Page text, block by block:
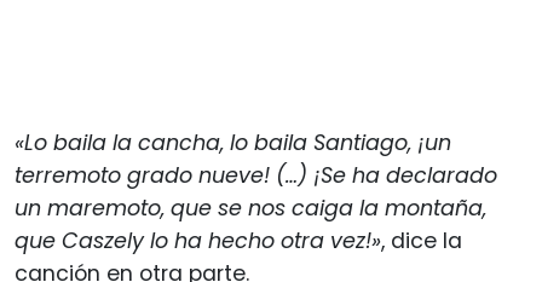
«Lo baila la cancha, lo baila Santiago, ¡un
terremoto grado nueve! (…) ¡Se ha declarado
un maremoto, que se nos caiga la montaña,
que Caszely lo ha hecho otra vez!», dice la
canción en otra parte.